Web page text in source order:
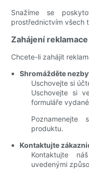
Snažíme se
prostřednictvím všech
Zahájení reklamace
Chcete-li zahájit
Shromážděte
Uschovejte si
Uschovejte si
formuláře
produktu.
Kontaktujte
Kontaktujte
uvedenými